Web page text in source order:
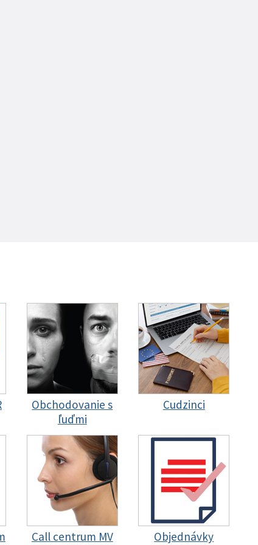
Obchodovanie s
ľuďmi
Cudzinci
Call centrum MV
Objednávky